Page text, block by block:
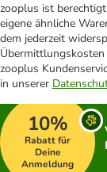
zooplus ist
eigene ähnliche
dem jederzeit
Übermittlungskosten
zooplus
in unserer
10%
Rabatt für
Deine
Anmeldung